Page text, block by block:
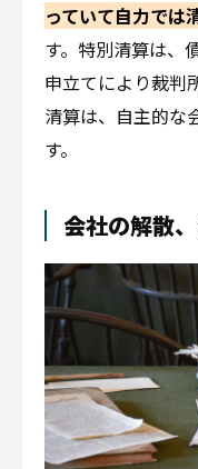
っていて自力では
す。特別清算は、
申立てにより裁判
清算は、自主的な
す。
会社の解散